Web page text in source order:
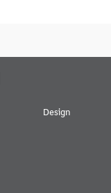
Design